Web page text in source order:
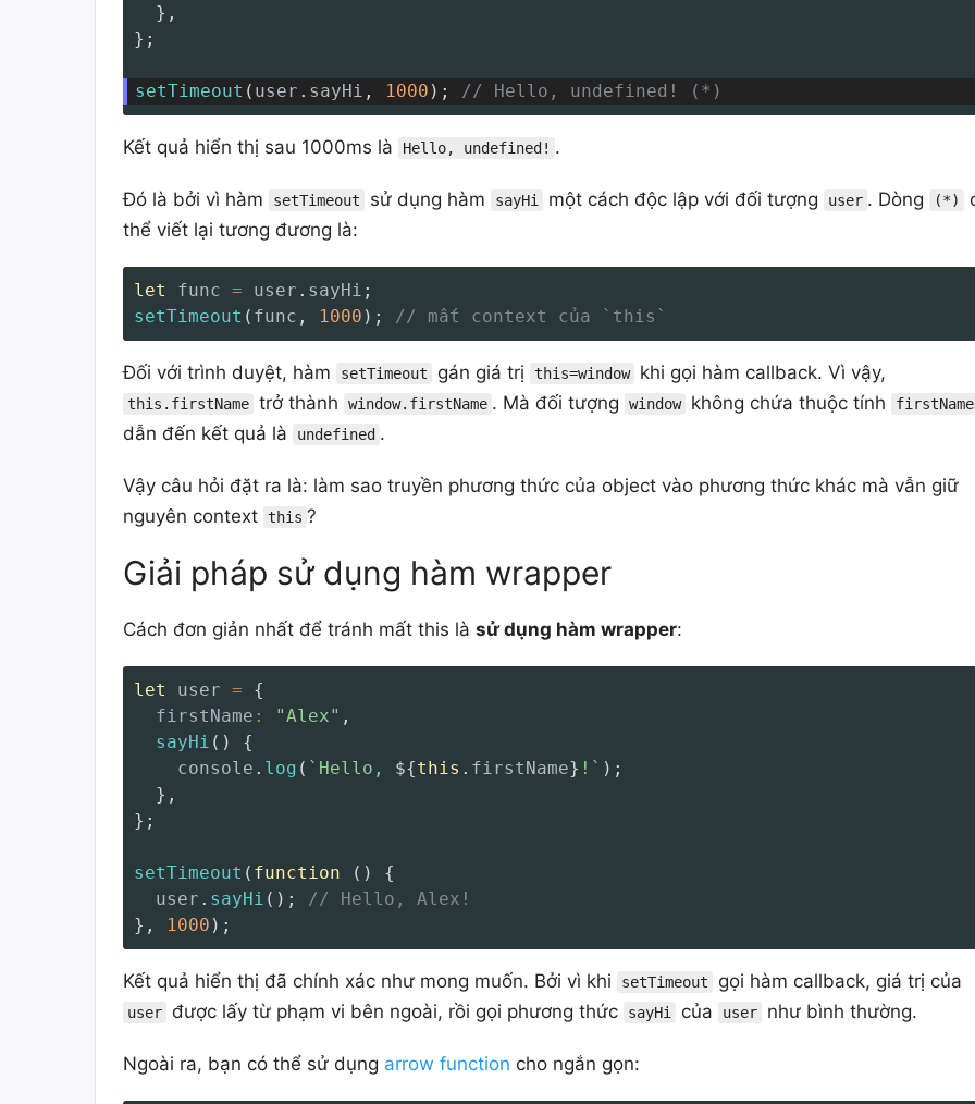
} ,
} ;
setTimeout ( user . sayHi , 1000 ) ; // Hello, undefined! (*)
Kết quả hiển thị sau 1000ms là Hello, undefined! .
Đó là bởi vì hàm setTimeout sử dụng hàm sayHi một cách độc lập với đối tượng user . Dòng (*)
thể viết lại tương đương là:
let func = user . sayHi ;
setTimeout ( func , 1000 ) ; // mất context của `this`
Đối với trình duyệt, hàm setTimeout gán giá trị this=window khi gọi hàm callback. Vì vậy,
this.firstName trở thành window.firstName . Mà đối tượng window không chứa thuộc tính firstName
dẫn đến kết quả là undefined .
Vậy câu hỏi đặt ra là: làm sao truyền phương thức của object vào phương thức khác mà vẫn giữ
nguyên context
this ?
Giải pháp sử dụng hàm wrapper
Cách đơn giản nhất để tránh mất this là sử dụng hàm wrapper:
let user =
{
firstName : "Alex" ,
sayHi ( )
{
    console
. log ( ` Hello, ${this . firstName} ! ` ) ;
} ,
} ;
setTimeout ( function ( )
{
  user
. sayHi ( ) ;
// Hello, Alex!
} , 1000 ) ;
Kết quả hiển thị đã chính xác như mong muốn. Bởi vì khi setTimeout gọi hàm callback, giá trị của
user được lấy từ phạm vi bên ngoài, rồi gọi phương thức sayHi của user như bình thường.
Ngoài ra, bạn có thể sử dụng arrow function cho ngắn gọn: